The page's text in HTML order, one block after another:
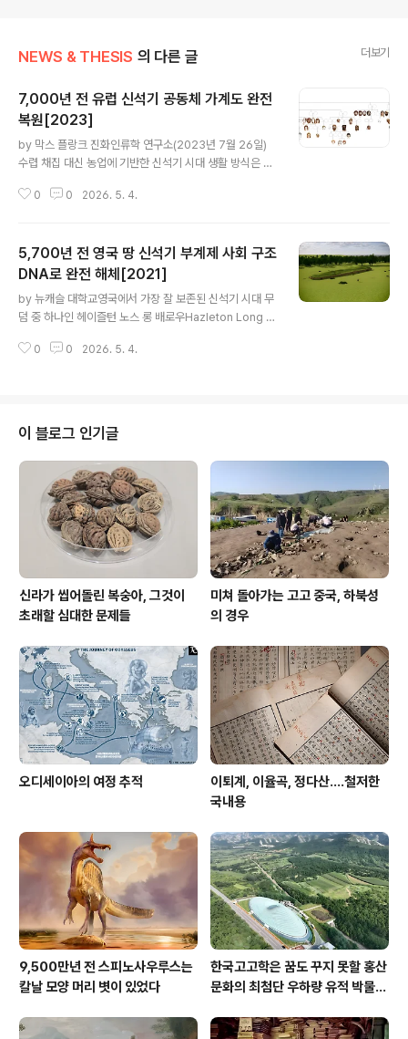
NEWS & THESIS 의 다른 글 더보기
7,000년 전 유럽 ​​신석기 공동체 가계도 완전
복원[2023]
by 막스 플랑크 진화인류학 연구소(2023년 7월 26일)
수렵 채집 대신 농업에 기반한 신석기 시대 생활 방식은 약
영향을 미쳤다.식량을 생산하고 저장할 수 있게 되면서 신
계를 거쳐 서유럽 지역에 정착한 사회는 더욱 복잡해졌으
며, 이는 장례 문화에도 반영되는 경우가 있다.오늘날 프랑
스 북부에 위치한 파리 분지 지역은 사회 엘리트를 위해 건
설된 것으로 추정되는 거대한 장례 유적으로 유명하다.이
러한 맥락에서, 이 지역에서 가장 큰 규모의 비기념물형 신
석기 시대 장례 유적 중 하나인 구르지 ‘레 누아자Les Noi
0 0 2026. 5. 4.
5,700년 전 영국 땅 신석기 부계제 사회 구조
DNA로 완전 해체[2021]
by 뉴캐슬 대학교영국에서 가장 잘 보존된 신석기 시대 무
덤 중 하나인 헤이즐턴 노스 롱 배로우Hazleton Long B
사람 대부분이 한 단일 대가족single extended family
에서 추출한 DNA를 분석한 결과, 연구팀은 이들 중 27명
이 가까운 혈연관계임을 확인했다.이들은 약 5700년 전,
즉 기원전 3700년에서 3600년 무렵에 살았으며, 이는
영국에 농업이 도입된 지 약 100년 후였다.네이처Nature
에 발표된 이 연구는 선사 시대 ..
0 0 2026. 5. 4.
이 블로그 인기글
신라가 씹어돌린 복숭아, 그것이
초래할 심대한 문제들
미쳐 돌아가는 고고 중국, 하북성
의 경우
오디세이아의 여정 추적
이퇴계, 이율곡, 정다산....철저한
국내용
9,500만년 전 스피노사우루스는
칼날 모양 머리 볏이 있었다
한국고고학은 꿈도 꾸지 못할 홍산
문화의 최첨단 우하량 유적 박물관